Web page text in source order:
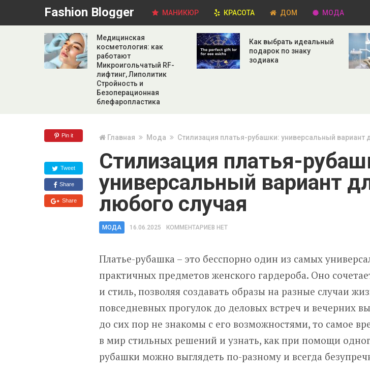
Fashion Blogger МАНИКЮР КРАСОТА ДОМ МОДА
Медицинская
косметология: как
работают
Микроигольчатый RF-
лифтинг, Липолитик
Стройность и
Безоперационная
блефаропластика
Как выбрать идеальный
подарок по знаку
зодиака
Pin it
Tweet
Share
Share
Главная Мода Стилизация платья-рубашки: универсальный вариант
Стилизация платья-
универсальный вариант
любого случая
МОДА 16.06.2025 КОММЕНТАРИЕВ НЕТ
Платье-рубашка – это бесспорно один из самых
практичных предметов женского гардероба. Оно
и стиль, позволяя создавать образы на разные случаи
повседневных прогулок до деловых встреч и вечерних
до сих пор не знакомы с его возможностями, то самое
в мир стильных решений и узнать, как при помощи
рубашки можно выглядеть по-разному и всегда